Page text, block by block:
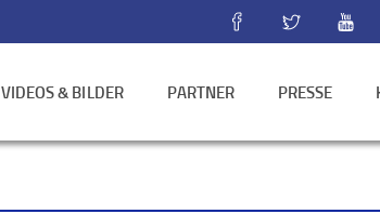
VIDEOS & BILDER PARTNER PRESSE